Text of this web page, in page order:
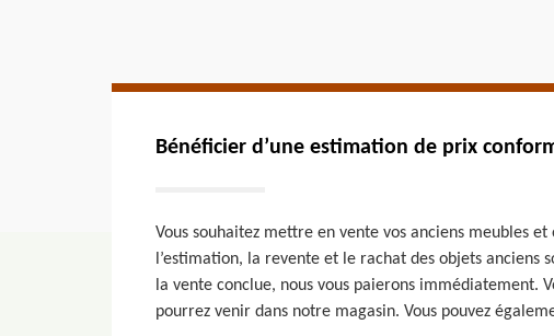
Bénéficier d’une estimation de prix
Vous souhaitez mettre en vente vos anciens meubles
l’estimation, la revente et le rachat des objets anciens
la vente conclue, nous vous paierons immédiatement.
pourrez venir dans notre magasin. Vous pouvez